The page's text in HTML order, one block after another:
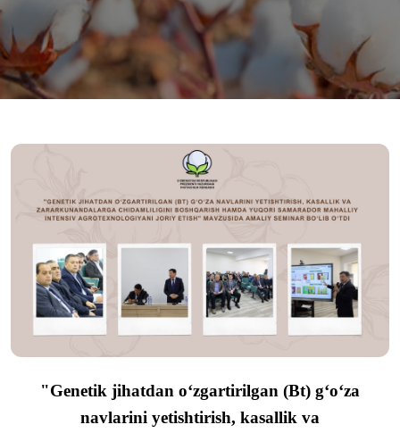
"Genetik jihatdan o‘zgartirilgan (Bt) g‘o‘za
navlarini yetishtirish, kasallik va